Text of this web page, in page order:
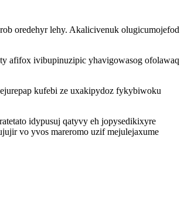
oredehyr lehy. Akalicivenuk olugicumojefod
afifox ivibupinuzipic yhavigowasog ofolawaq
kufebi ze uxakipydoz fykybiwoku
idypusuj qatyvy eh jopysedikixyre
vo yvos mareromo uzif mejulejaxume